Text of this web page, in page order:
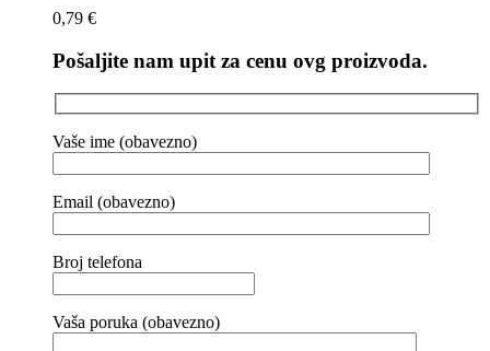
0,79 €
Pošaljite nam upit za cenu ovg proizvoda.
Vaše ime (obavezno)
Email (obavezno)
Broj telefona
Vaša poruka (obavezno)